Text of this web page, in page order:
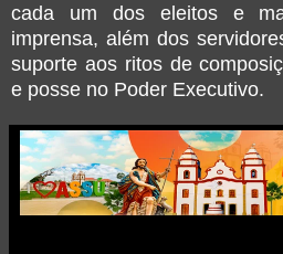
cada um dos eleitos e
imprensa, além dos
suporte aos ritos de
e posse no Poder Executivo.